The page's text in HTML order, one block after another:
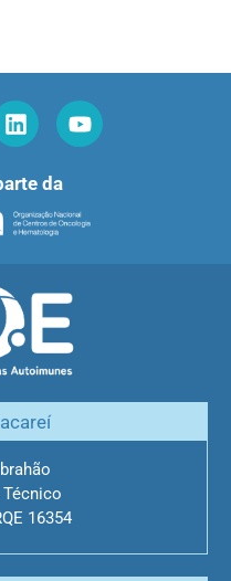
da
16354